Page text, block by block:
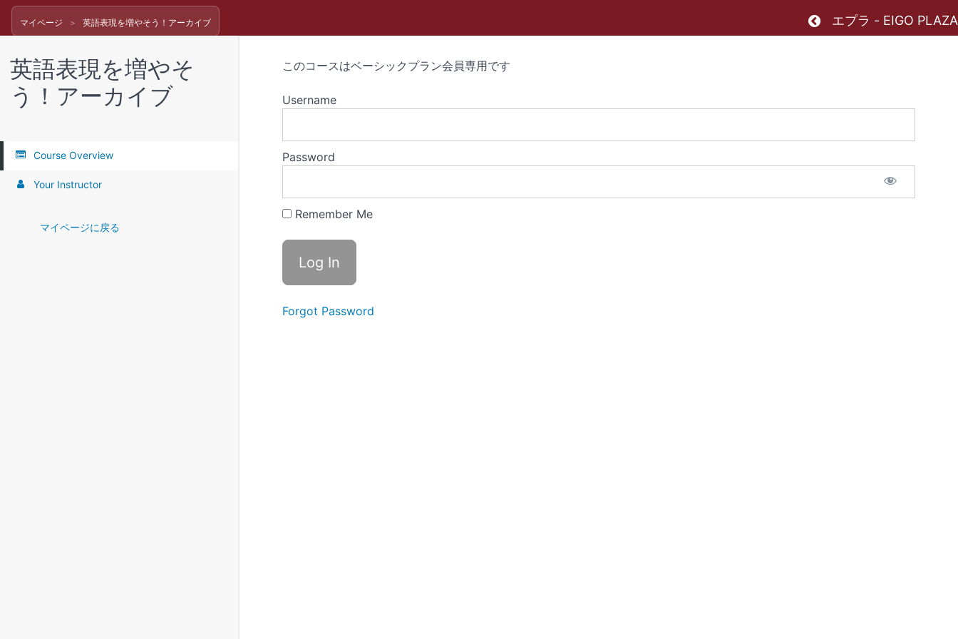
マイページ 英語表現を増やそう！アーカイブ Return to all courses
エプラ - EIGO PLAZA
英語表現を増やそ
う！アーカイブ
Course Overview
Your Instructor
マイページに戻る
このコースはベーシックプラン会員専用です
Username
Password
Remember Me
Forgot Password